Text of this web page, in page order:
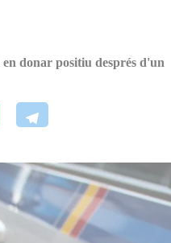
donar positiu després d'un